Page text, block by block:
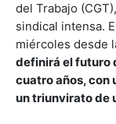
del Trabajo
sindical intensa.
miércoles desde
definirá el futuro
cuatro años, con
un triunvirato de